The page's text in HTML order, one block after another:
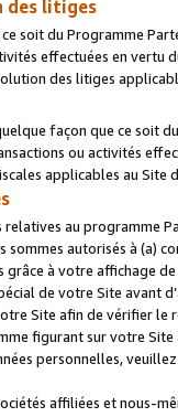
des litiges
soit du Programme
effectuées en vertu
des litiges
façon que ce soit
ou activités
applicables au Site
au programme
sommes autorisés à
à votre affichage
de votre Site avant
Site afin de vérifier
figurant sur votre
personnelles,
affiliées et nous-